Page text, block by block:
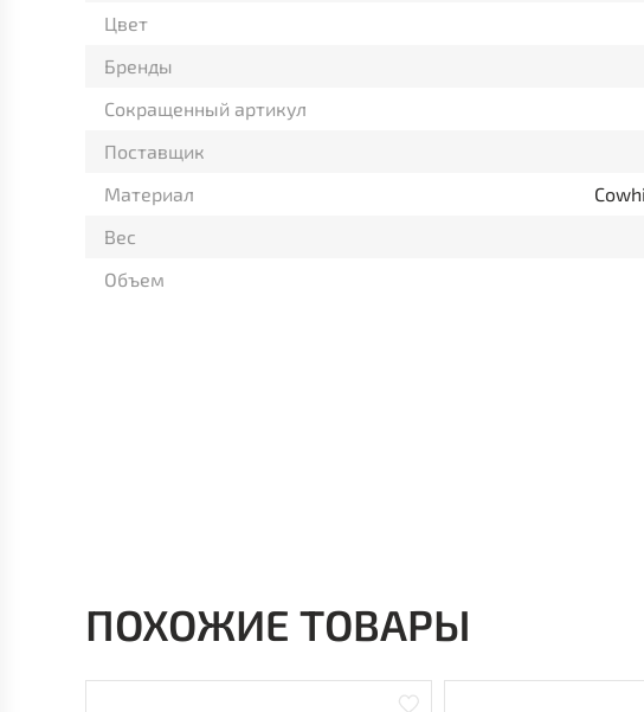
Цвет
Бренды
Сокращенный артикул
Поставщик
Материал
Вес
Объем
ПОХОЖИЕ ТОВАРЫ